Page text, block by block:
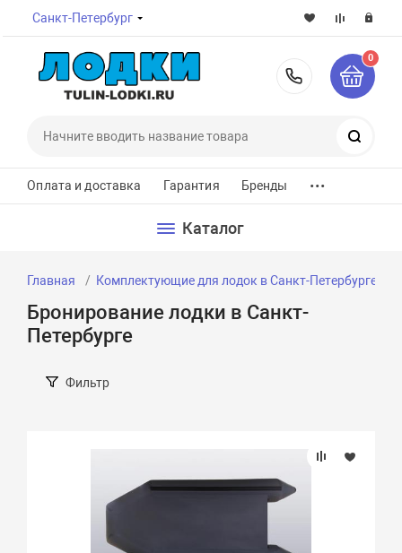
Санкт-Петербург
8-800-
0
Оплата и доставка Гарантия Бренды ...
Каталог
Главная Комплектующие для лодок в Санкт-Петербурге
Бронирование лодки в Санкт-
Петербурге
Фильтр